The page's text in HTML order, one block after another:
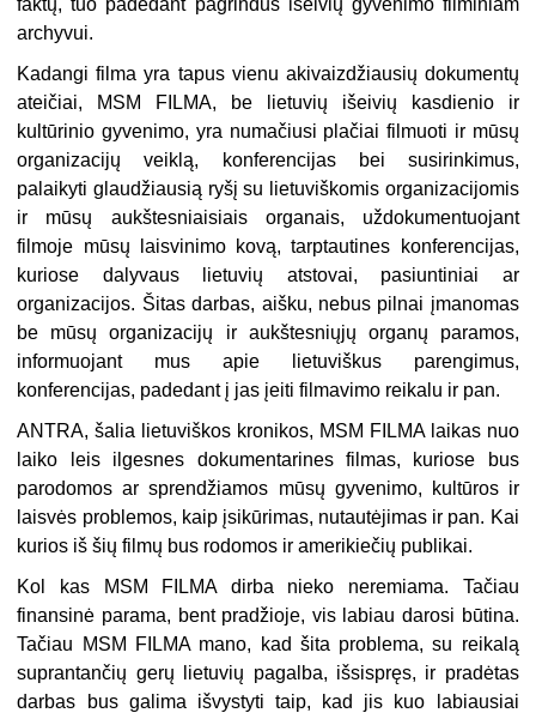
faktų, tuo padedant pagrindus išeivių gyvenimo filminiam
archyvui.
Kadangi filma yra tapus vienu akivaizdžiausių dokumentų
ateičiai, MSM FILMA, be lietuvių išeivių kasdienio ir
kultūrinio gyvenimo, yra numačiusi plačiai filmuoti ir mūsų
organizacijų veiklą, konferencijas bei susirinkimus,
palaikyti glaudžiausią ryšį su lietuviškomis organizacijomis
ir mūsų aukštesniaisiais organais, uždokumentuojant
filmoje mūsų laisvinimo kovą, tarptautines konferencijas,
kuriose dalyvaus lietuvių atstovai, pasiuntiniai ar
organizacijos. Šitas darbas, aišku, nebus pilnai įmanomas
be mūsų organizacijų ir aukštesniųjų organų paramos,
informuojant mus apie lietuviškus parengimus,
konferencijas, padedant į jas įeiti filmavimo reikalu ir pan.
ANTRA, šalia lietuviškos kronikos, MSM FILMA laikas nuo
laiko leis ilgesnes dokumentarines filmas, kuriose bus
parodomos ar sprendžiamos mūsų gyvenimo, kultūros ir
laisvės problemos, kaip įsikūrimas, nutautėjimas ir pan. Kai
kurios iš šių filmų bus rodomos ir amerikiečių publikai.
Kol kas MSM FILMA dirba nieko neremiama. Tačiau
finansinė parama, bent pradžioje, vis labiau darosi būtina.
Tačiau MSM FILMA mano, kad šita problema, su reikalą
suprantančių gerų lietuvių pagalba, išsispręs, ir pradėtas
darbas bus galima išvystyti taip, kad jis kuo labiausiai